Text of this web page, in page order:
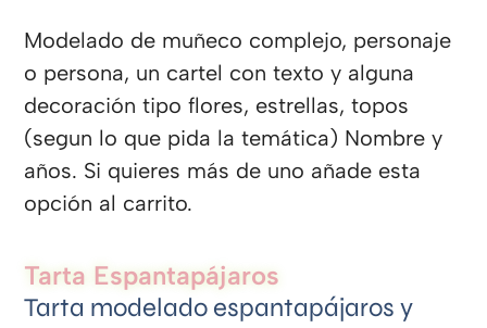
Modelado de muñeco complejo, personaje
o persona, un cartel con texto y alguna
decoración tipo flores, estrellas, topos
(segun lo que pida la temática) Nombre y
años. Si quieres más de uno añade esta
opción al carrito.
Tarta Espantapájaros
Tarta modelado espantapájaros y